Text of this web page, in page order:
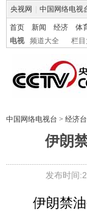
央视网 中国网络电视
首页 新闻 经济 体
电视
频道大全 栏目
中国网络电视台 > 经济台
伊朗
发布时间
伊朗禁油